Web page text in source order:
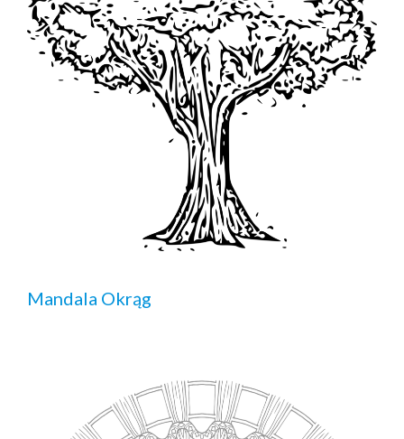
Mandala Okrąg